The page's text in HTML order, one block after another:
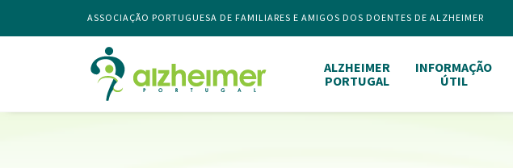
ASSOCIAÇÃO PORTUGUESA DE FAMILIARES E AMIGOS DOS DOENTES DE ALZHEIMER
ALZHEIMER
PORTUGAL
INFORMAÇÃO
ÚTIL